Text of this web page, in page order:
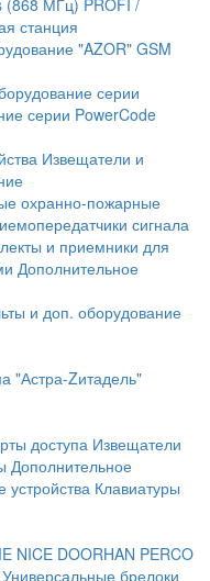
(868 МГц) PROFI /
станция
"AZOR" GSM
серии
серии PowerCode
Извещатели и
охранно-пожарные
сигнала
и приемники для
Дополнительное
и доп. оборудование
"Астра-Zитадель"
доступа Извещатели
Дополнительное
Клавиатуры
NICE DOORHAN PERCO
Универсальные брелоки